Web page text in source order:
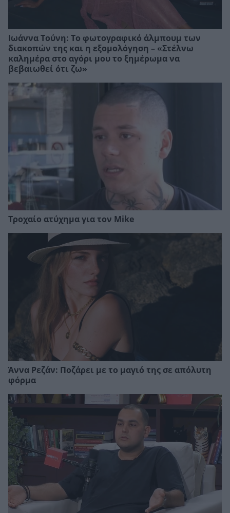
Ιωάννα Τούνη: Το φωτογραφικό άλμπουμ των
διακοπών της και η εξομολόγηση – «Στέλνω
καλημέρα στο αγόρι μου το ξημέρωμα να
βεβαιωθεί ότι ζω»
Τροχαίο ατύχημα για τον Mike
Άννα Ρεζάν: Ποζάρει με το μαγιό της σε απόλυτη
φόρμα